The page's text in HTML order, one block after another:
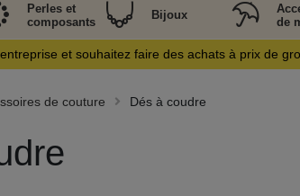
Perles et
composants
Bijoux
de
et souhaitez faire des achats à prix de
de couture Dés à coudre